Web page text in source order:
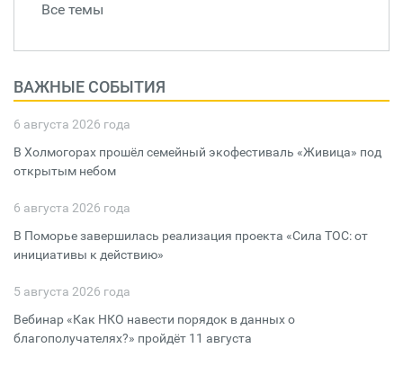
Все темы
ВАЖНЫЕ СОБЫТИЯ
6 августа 2026 года
В Холмогорах прошёл семейный экофестиваль «Живица» под
открытым небом
6 августа 2026 года
В Поморье завершилась реализация проекта «Сила ТОС: от
инициативы к действию»
5 августа 2026 года
Вебинар «Как НКО навести порядок в данных о
благополучателях?» пройдёт 11 августа